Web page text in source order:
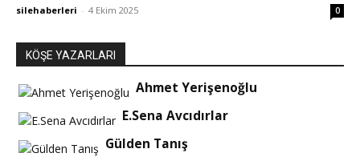
silehaberleri - 4 Ekim 2025 0
KÖŞE YAZARLARI
Ahmet Yerişenoğlu
E.Sena Avcıdırlar
Gülden Tanış